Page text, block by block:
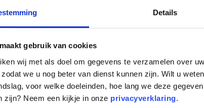
Details
gebruik van cookies
wij met als doel om gegevens te verzamelen over
we u nog beter van dienst kunnen zijn. Wilt u
voor welke doeleinden, hoe lang we deze
zijn? Neem een kijkje in onze privacyverklaring.
Breukelen. Ook organiseren wij een
van de sessies kan via onderstaande knop.